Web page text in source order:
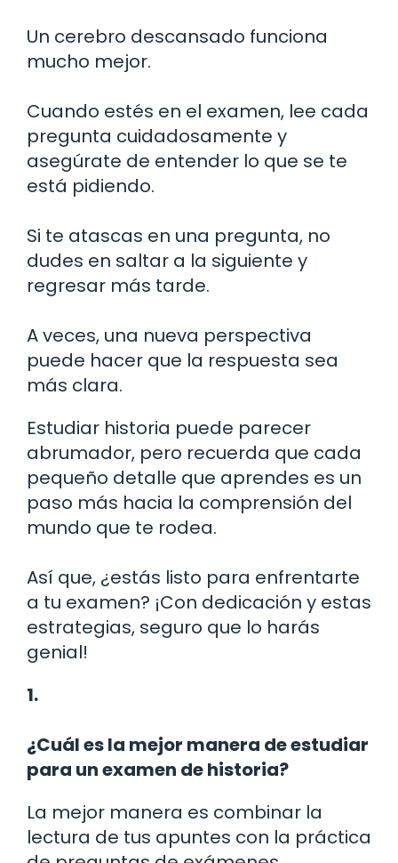
Un cerebro descansado funciona
mucho mejor.
Cuando estés en el examen, lee cada
pregunta cuidadosamente y
asegúrate de entender lo que se te
está pidiendo.
Si te atascas en una pregunta, no
dudes en saltar a la siguiente y
regresar más tarde.
A veces, una nueva perspectiva
puede hacer que la respuesta sea
más clara.
Estudiar historia puede parecer
abrumador, pero recuerda que cada
pequeño detalle que aprendes es un
paso más hacia la comprensión del
mundo que te rodea.
Así que, ¿estás listo para enfrentarte
a tu examen? ¡Con dedicación y estas
estrategias, seguro que lo harás
genial!
1.
¿Cuál es la mejor manera de estudiar
para un examen de historia?
La mejor manera es combinar la
lectura de tus apuntes con la práctica